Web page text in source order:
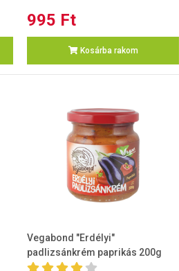
995 Ft
Kosárba rakom
Vegabond "Erdélyi"
padlizsánkrém paprikás 200g